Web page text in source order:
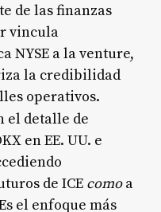
de las finanzas
vincula
NYSE a la venture,
la credibilidad
operativos.
el detalle de
en EE. UU. e
de ICE comoa
el enfoque más